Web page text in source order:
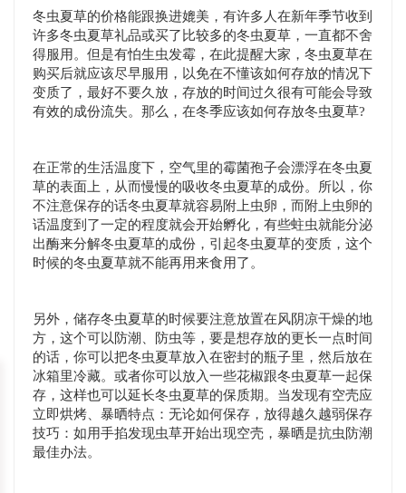
冬虫夏草的价格能跟换进媲美，有许多人在新年季节收到
许多冬虫夏草礼品或买了比较多的冬虫夏草，一直都不舍
得服用。但是有怕生虫发霉，在此提醒大家，冬虫夏草在
购买后就应该尽早服用，以免在不懂该如何存放的情况下
变质了，最好不要久放，存放的时间过久很有可能会导致
有效的成份流失。那么，在冬季应该如何存放冬虫夏草?
在正常的生活温度下，空气里的霉菌孢子会漂浮在冬虫夏
草的表面上，从而慢慢的吸收冬虫夏草的成份。所以，你
不注意保存的话冬虫夏草就容易附上虫卵，而附上虫卵的
话温度到了一定的程度就会开始孵化，有些蛀虫就能分泌
出酶来分解冬虫夏草的成份，引起冬虫夏草的变质，这个
时候的冬虫夏草就不能再用来食用了。
另外，储存冬虫夏草的时候要注意放置在风阴凉干燥的地
方，这个可以防潮、防虫等，要是想存放的更长一点时间
的话，你可以把冬虫夏草放入在密封的瓶子里，然后放在
冰箱里冷藏。或者你可以放入一些花椒跟冬虫夏草一起保
存，这样也可以延长冬虫夏草的保质期。当发现有空壳应
立即烘烤、暴晒特点：无论如何保存，放得越久越弱保存
技巧：如用手掐发现虫草开始出现空壳，暴晒是抗虫防潮
最佳办法。